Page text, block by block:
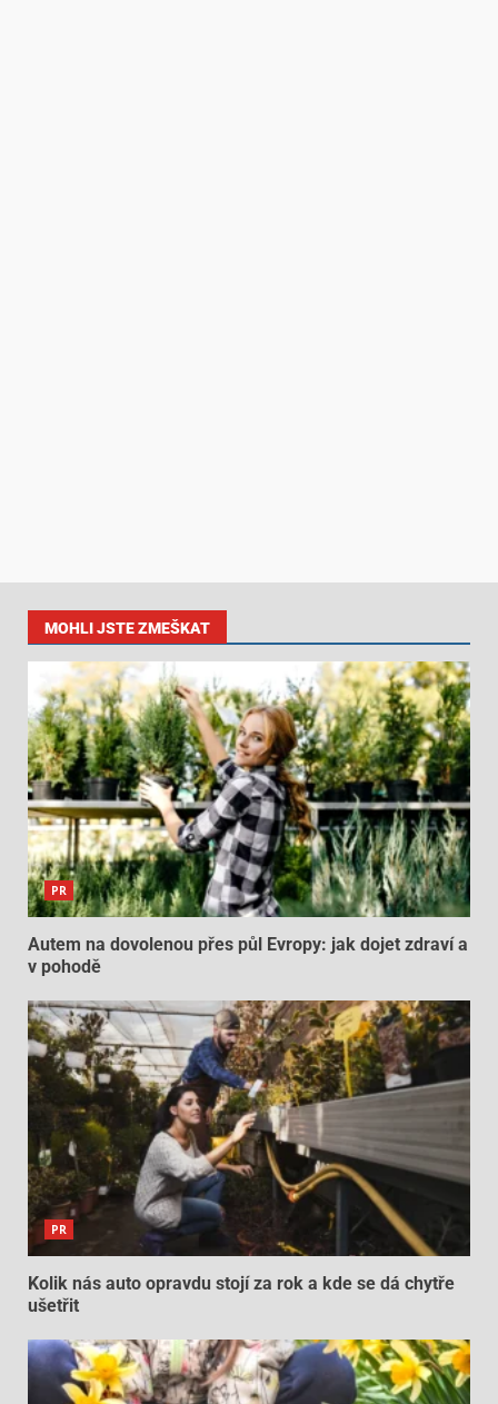
MOHLI JSTE ZMEŠKAT
PR
Autem na dovolenou přes půl Evropy: jak dojet zdraví a
v pohodě
PR
Kolik nás auto opravdu stojí za rok a kde se dá chytře
ušetřit